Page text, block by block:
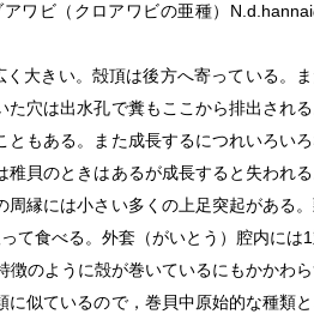
ワビ（クロアワビの亜種） N.d.hannai
大きい。殻頂は後方へ寄っている。
穴は出水孔で糞もここから排出され
もある。また成長するにつれいろい
貝のときはあるが成長すると失われ
縁には小さい多くの上足突起がある
て食べる。外套（がいとう）腔内には
のように殻が巻いているにもかかわら
似ているので，巻貝中原始的な種類